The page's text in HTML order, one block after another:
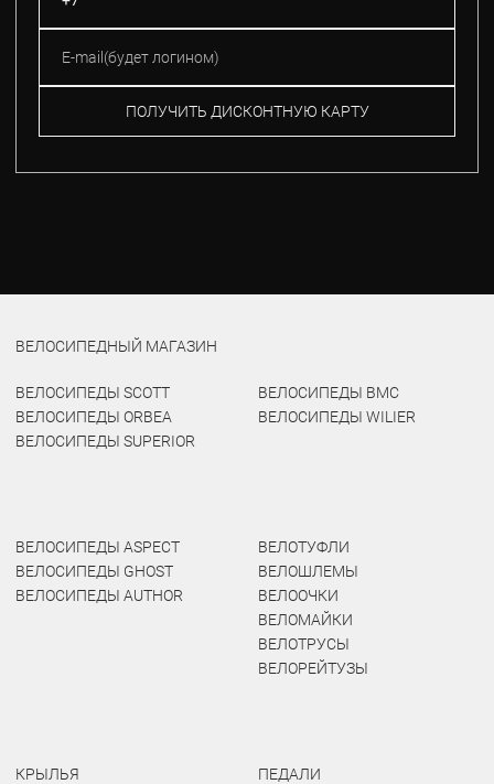
ПОЛУЧИТЬ ДИСКОНТНУЮ КАРТУ
ВЕЛОСИПЕДНЫЙ МАГАЗИН
ВЕЛОСИПЕДЫ SCOTT
ВЕЛОСИПЕДЫ ORBEA
ВЕЛОСИПЕДЫ SUPERIOR
ВЕЛОСИПЕДЫ BMC
ВЕЛОСИПЕДЫ WILIER
ВЕЛОСИПЕДЫ ASPECT
ВЕЛОСИПЕДЫ GHOST
ВЕЛОСИПЕДЫ AUTHOR
ВЕЛОТУФЛИ
ВЕЛОШЛЕМЫ
ВЕЛООЧКИ
ВЕЛОМАЙКИ
ВЕЛОТРУСЫ
ВЕЛОРЕЙТУЗЫ
КРЫЛЬЯ
ПЕДАЛИ